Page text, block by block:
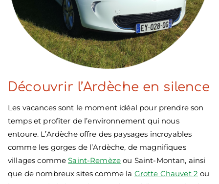
Découvrir l’Ardèche en silence
Les vacances sont le moment idéal pour prendre son
temps et profiter de l’environnement qui nous
entoure. L’Ardèche offre des paysages incroyables
comme les gorges de l’Ardèche, de magnifiques
villages commeSaint-Remèze ou Saint-Montan, ainsi
que de nombreux sites comme la Grotte Chauvet 2 ou